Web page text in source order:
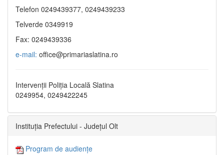
Telefon 0249439377, 0249439233
Telverde 0349919
Fax: 0249439336
e-mail: office@primariaslatina.ro
Intervenții Poliția Locală Slatina
0249954, 0249422245
Instituția Prefectului - Județul Olt
Program de audiențe